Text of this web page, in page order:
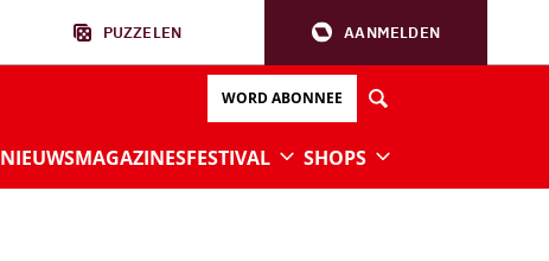
PUZZELEN AANMELDEN
WORD ABONNEE
NIEUWSMAGAZINESFESTIVAL SHOPS